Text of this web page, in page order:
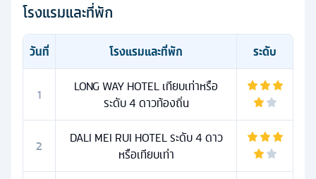
โรงแรมและที่พัก
วันที่ โรงแรมและที่พัก ระดับ
1
LONG WAY HOTEL เทียบเท่าหรือ
ระดับ 4 ดาวท้องถิ่น
2
DALI MEI RUI HOTEL ระดับ 4 ดาว
หรือเทียบเท่า